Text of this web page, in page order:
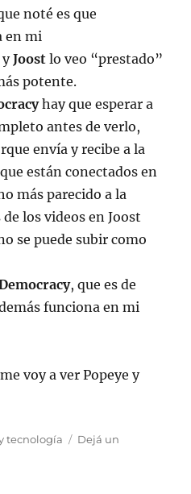
noté es que
en mi
yJoost lo veo “prestado”
potente.
hay que esperar a
antes de verlo,
enví­a y recibe a la
están conectados en
más parecido a la
los videos en Joost
se puede subir como
, que es de
funciona en mi
voy a ver Popeye y
tecnología
Dejá un